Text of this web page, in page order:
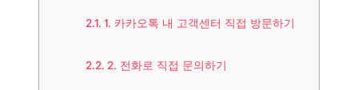
1. 카카오톡 내 고객센터 직접 방문하기
2. 전화로 직접 문의하기